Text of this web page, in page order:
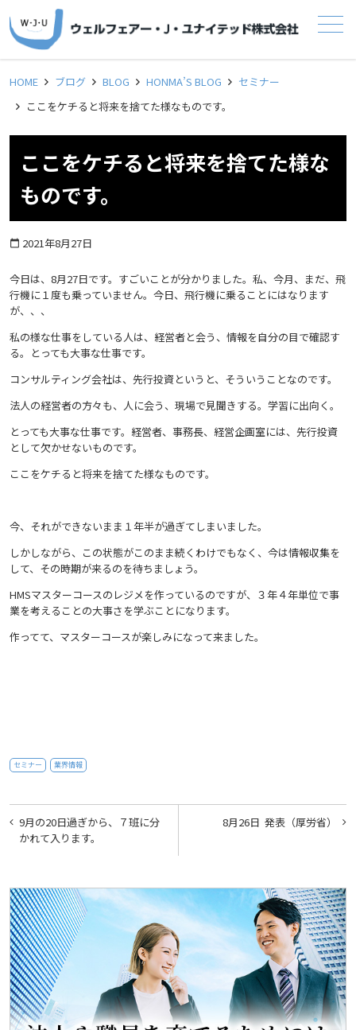
メニュー
HOME ブログ BLOG HONMA’S BLOG
セミナー
ここをケチると将来を捨てた様なものです。
ここをケチると将来を捨てた様な
ものです。
calendar_today 2021年8月27日
今日は、8月27日です。すごいことが分かりました。私、今月、まだ、飛
行機に１度も乗っていません。今日、飛行機に乗ることにはなります
が、、、
私の様な仕事をしている人は、経営者と会う、情報を自分の目で確認す
る。とっても大事な仕事です。
コンサルティング会社は、先行投資というと、そういうことなのです。
法人の経営者の方々も、人に会う、現場で見聞きする。学習に出向く。
とっても大事な仕事です。経営者、事務長、経営企画室には、先行投資
として欠かせないものです。
ここをケチると将来を捨てた様なものです。
今、それができないまま１年半が過ぎてしまいました。
しかしながら、この状態がこのまま続くわけでもなく、今は情報収集を
して、その時期が来るのを待ちましょう。
HMSマスターコースのレジメを作っているのですが、３年４年単位で事
業を考えることの大事さを学ぶことになります。
作ってて、マスターコースが楽しみになって来ました。
セミナー 業界情報
投
稿
ビ
ゲ
ー
シ
ョ
ン
8月26日 発表（厚労省）
9月の20日過ぎから、７班に分
かれて入ります。